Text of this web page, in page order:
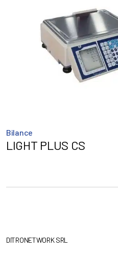
Bilance
LIGHT PLUS CS
DITRONETWORK SRL